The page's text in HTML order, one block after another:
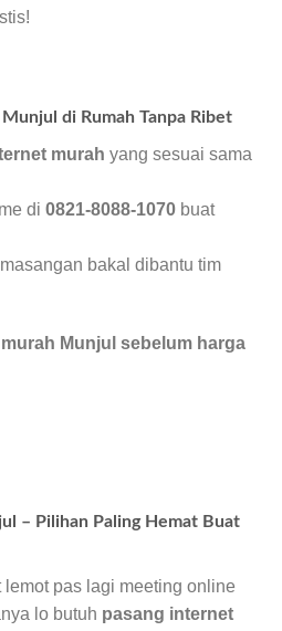
di Rumah Tanpa Ribet
murah yang sesuai sama
di 0821-8088-1070 buat
bakal dibantu tim
Munjul sebelum harga
– Pilihan Paling Hemat Buat
pas lagi meeting online
lo butuh pasang internet